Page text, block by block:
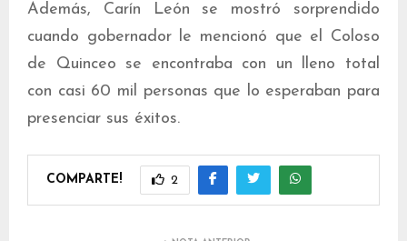
Además, Carín León se mostró sorprendido
cuando gobernador le mencionó que el Coloso
de Quinceo se encontraba con un lleno total
con casi 60 mil personas que lo esperaban para
presenciar sus éxitos.
COMPARTE! 2